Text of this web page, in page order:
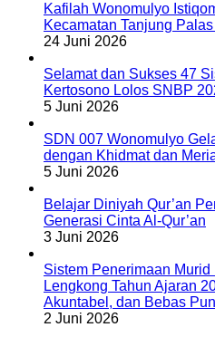
Kafilah Wonomulyo
Kecamatan Tanjung
24 Juni 2026
Selamat dan Sukses 47
Kertosono Lolos SNBP
5 Juni 2026
SDN 007 Wonomulyo
dengan Khidmat dan
5 Juni 2026
Belajar Diniyah Qur’an
Generasi Cinta Al-Qur’an
3 Juni 2026
Sistem Penerimaan
Lengkong Tahun Ajaran
Akuntabel, dan Bebas
2 Juni 2026